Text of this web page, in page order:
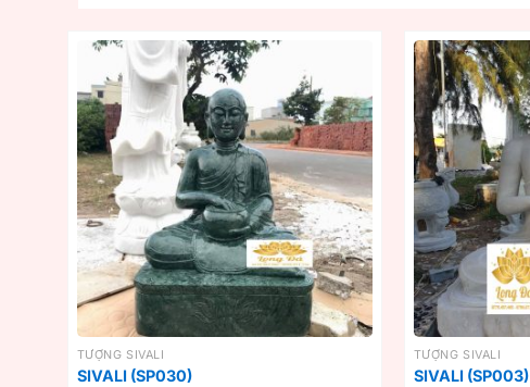
TƯỢNG SIVALI
SIVALI (SP030)
TƯỢNG SIVALI
SIVALI (SP003)